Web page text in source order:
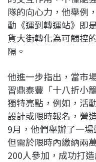
隊的向心力，他舉例
動《運到轉運站》即
貨大街轉化為可觸控
隔。
他進一步指出，當市
習鼎泰豐「十八折小
獨特亮點，例如，活
設計或限時報名，營
9月，他們舉辦了一
但需於限時內繳納兩
200人參加，成功打造